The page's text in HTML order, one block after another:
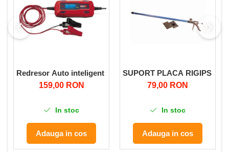
Redresor Auto inteligent ,Ultimate Speed, pentru
159,00 RON
In stoc
Adauga in cos
SUPORT PLACA RIGIPS
79,00 RON
In stoc
Adauga in cos